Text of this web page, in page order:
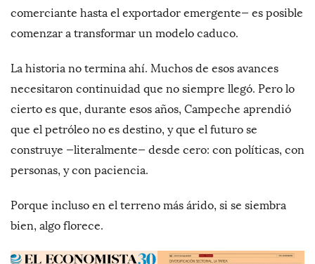
comerciante hasta el exportador emergente— es posible
comenzar a transformar un modelo caduco.
La historia no termina ahí. Muchos de esos avances
necesitaron continuidad que no siempre llegó. Pero lo
cierto es que, durante esos años, Campeche aprendió
que el petróleo no es destino, y que el futuro se
construye —literalmente— desde cero: con políticas, con
personas, y con paciencia.
Porque incluso en el terreno más árido, si se siembra
bien, algo florece.